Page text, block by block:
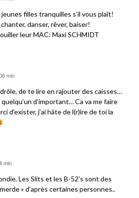
filles tranquilles s’il vous plaît!
danser, rêver, baiser!
leur MAC: Maxi SCHMIDT
min
de te lire en rajouter des caisses…
d’important… Ca va me faire
d’exister, j’ai hâte de l(r)ire de toi la
min
Les Slits et les B-52’s sont des
» d’après certaines personnes..